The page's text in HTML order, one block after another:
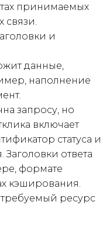
принимаемых
и
данные,
наполнение
запросу, но
включает
статуса и
ответа
формате
кэширования.
ресурс